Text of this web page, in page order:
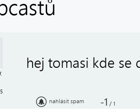
hej tomasi kde se
nahlásit spam -1 / 1